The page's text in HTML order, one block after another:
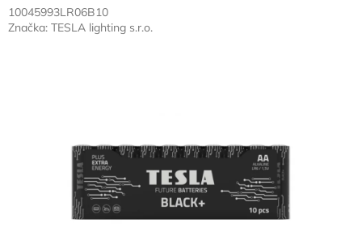
10045993LR06B10
Značka: TESLA lighting s.r.o.